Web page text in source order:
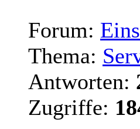
Forum:
Thema:
Antworten:
Zugriffe: